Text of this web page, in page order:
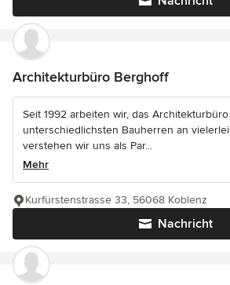
Architekturbüro Berghoff
Seit 1992 arbeiten wir, das
unterschiedlichsten Bauherren an
verstehen wir uns als Par...
Mehr
Nachricht
Kurfürstenstrasse 33, 56068 Koblenz